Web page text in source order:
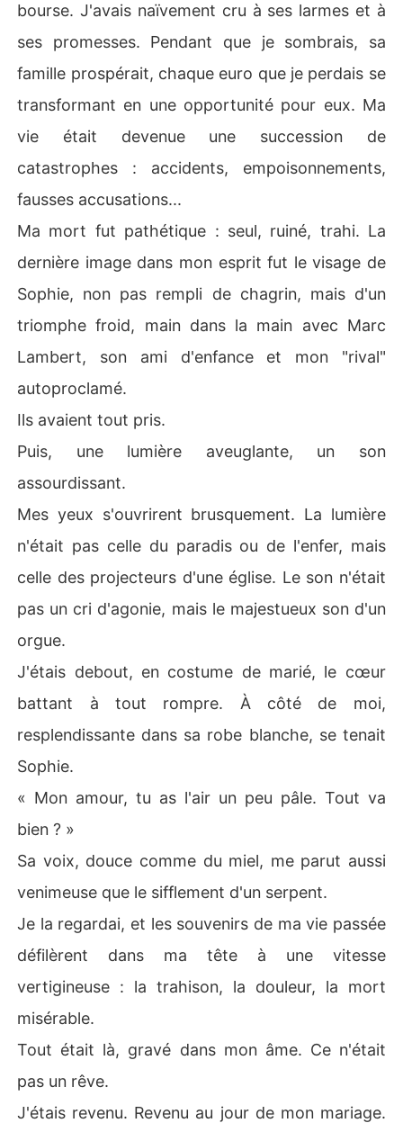
s celle du paradis ou de l'enfer, mais celle des projecteu
rs d'une église. Le son n'était pas un cri d'agonie, mais l
e majestueux son d'un orgue.
J'étais debout, en costume de marié, le cœur battant à
tout rompre. À côté de moi, resplendissante dans sa ro
be blanche, se tenait Sophie.
« Mon amour, tu as l'air un peu pâle. Tout va bien ? »
Sa voix, douce comme du miel, me parut aussi venimeu
se que le sifflement d'un serpent.
Je la regardai, et les souvenirs de ma vie passée défilèr
ent dans ma tête à une vitesse vertigineuse : la trahiso
n, la douleur, la mort misérable.
Tout était là, gravé dans mon âme. Ce n'était pas un rêv
e.
J'étais revenu. Revenu au jour de mon mariage. Le jour
même où tout avait commencé, le jour où le rituel de "p
Je me souvenais maintenant. Ce n'était pas de la malch
e noire, un rituel occulte pour siphonner ma chance, ma
vitalité, ma fortune, et se les approprier.
Je sentis un frisson parcourir mon échine, mais ce n'étai
t pas de la peur.
C'était une rage froide, pure et inébranlable.
« Je vais bien, Sophie, » répondis-je, ma voix étonnamm
ent calme. « Juste un peu ému. »
Ce jour-là, leur destin venait de changer. Mais pas de la
manière dont ils s'y attendaient.
bourse. J'avais naïvement cru à ses larmes et à
ses promesses. Pendant que je sombrais, sa
famille prospérait, chaque euro que je perdais se
transformant en une opportunité pour eux. Ma
vie était devenue une succession de
catastrophes : accidents, empoisonnements,
fausses accusations...
Ma mort fut pathétique : seul, ruiné, trahi. La
dernière image dans mon esprit fut le visage de
Sophie, non pas rempli de chagrin, mais d'un
triomphe froid, main dans la main avec Marc
Lambert, son ami d'enfance et mon "rival"
autoproclamé.
Ils avaient tout pris.
Puis, une lumière aveuglante, un son
assourdissant.
Mes yeux s'ouvrirent brusquement. La lumière
n'était pas celle du paradis ou de l'enfer, mais
celle des projecteurs d'une église. Le son n'était
pas un cri d'agonie, mais le majestueux son d'un
orgue.
J'étais debout, en costume de marié, le cœur
battant à tout rompre. À côté de moi,
resplendissante dans sa robe blanche, se tenait
Sophie.
« Mon amour, tu as l'air un peu pâle. Tout va
bien ? »
Sa voix, douce comme du miel, me parut aussi
venimeuse que le sifflement d'un serpent.
Je la regardai, et les souvenirs de ma vie passée
défilèrent dans ma tête à une vitesse
vertigineuse : la trahison, la douleur, la mort
misérable.
Tout était là, gravé dans mon âme. Ce n'était
pas un rêve.
J'étais revenu. Revenu au jour de mon mariage.